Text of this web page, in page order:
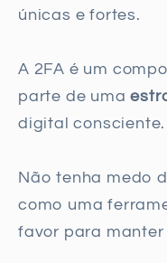
únicas e fortes.
A 2FA é um
parte de uma
digital consciente.
Não tenha medo
como uma
favor para